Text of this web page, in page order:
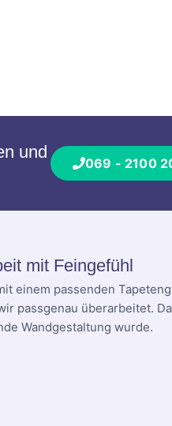
und
069 - 2100
mit Feingefühl
einem passenden
passgenau überarbeitet.
Wandgestaltung wurde.